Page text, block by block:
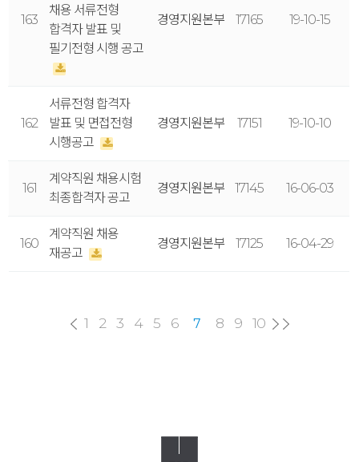
163
채용 서류전형
합격자 발표 및
필기전형 시행 공고
경영지원본부 17165 19-10-15
162
서류전형 합격자
발표 및 면접전형
시행공고
경영지원본부 17151 19-10-10
161
계약직원 채용시험
최종합격자 공고
경영지원본부 17145 16-06-03
160
계약직원 채용
재공고
경영지원본부 17125 16-04-29
1 2 3 4 5 6 7 8 9 10